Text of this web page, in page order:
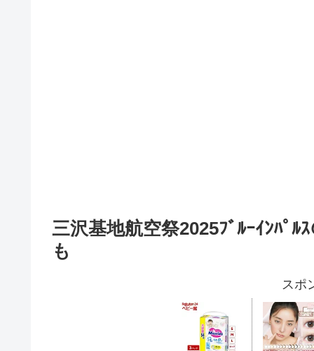
三沢基地航空祭2025ﾌﾞﾙｰｲﾝﾊﾟﾙ
も
スポ